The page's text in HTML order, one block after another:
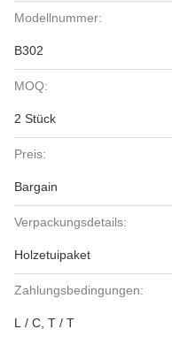
Modellnummer:
B302
MOQ:
2 Stück
Preis:
Bargain
Verpackungsdetails:
Holzetuipaket
Zahlungsbedingungen:
L / C, T / T